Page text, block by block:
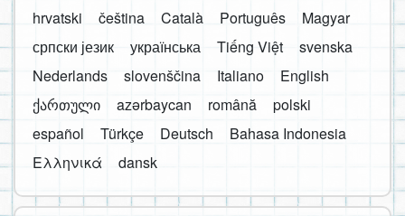
hrvatski
čeština Català Português
Magyar
српски језик
українська Tiếng Việt
svenska
Nederlands
slovenščina Italiano
English
ქართული
azərbaycan română
polski
español
Türkçe Deutsch
Bahasa Indonesia
Ελληνικά
dansk